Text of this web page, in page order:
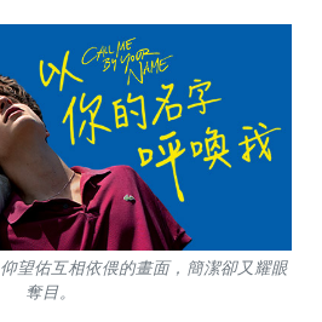
望佑互相依偎的畫面，簡潔卻又耀眼
奪目。